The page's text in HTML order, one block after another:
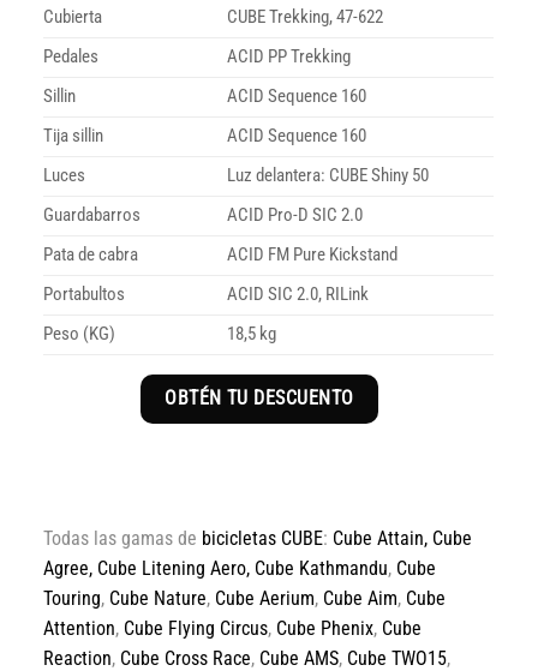
Cubierta
CUBE Trekking, 47-622
Pedales
ACID PP Trekking
Sillin
ACID Sequence 160
Tija sillin
ACID Sequence 160
Luces
Luz delantera: CUBE Shiny 50
Guardabarros
ACID Pro-D SIC 2.0
Pata de cabra
ACID FM Pure Kickstand
Portabultos
ACID SIC 2.0, RILink
Peso (KG)
18,5 kg
OBTÉN TU DESCUENTO
Todas las gamas de bicicletas CUBE: Cube Attain, Cube
Agree, Cube Litening Aero, Cube Kathmandu, Cube
Touring, Cube Nature, Cube Aerium, Cube Aim, Cube
Attention, Cube Flying Circus, Cube Phenix, Cube
Reaction, Cube Cross Race, Cube AMS, Cube TWO15,